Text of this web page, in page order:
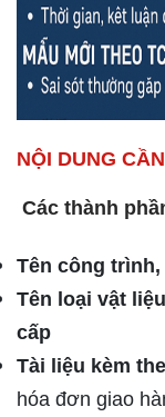
NỘI DUNG
Các thành
Tên công
Tên loại vật
cấp
Tài liệu kèm
hóa đơn giao